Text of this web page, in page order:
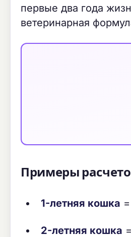
первые два года
ветеринарная
Примеры
1-летняя кошка
2-летняя кошка